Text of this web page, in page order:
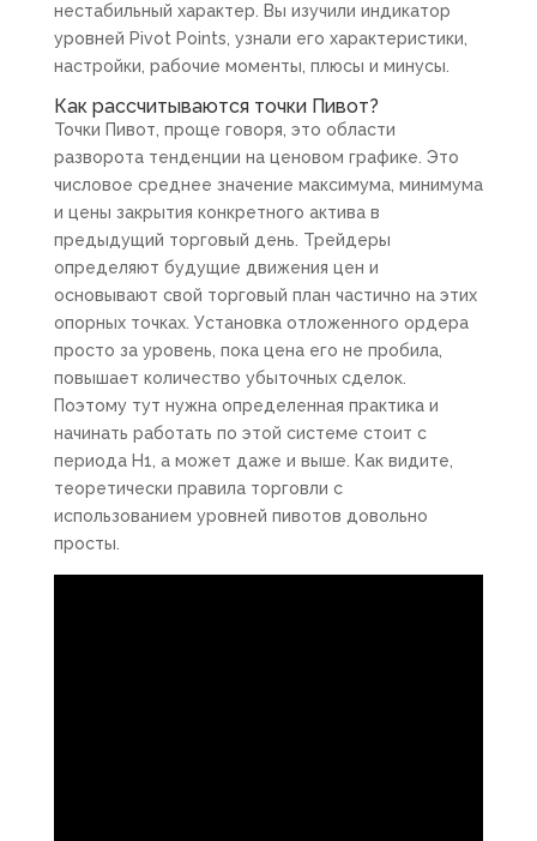
нестабильный характер. Вы изучили индикатор
уровней Pivot Points, узнали его характеристики,
настройки, рабочие моменты, плюсы и минусы.
Как рассчитываются точки Пивот?
Точки Пивот, проще говоря, это области
разворота тенденции на ценовом графике. Это
числовое среднее значение максимума, минимума
и цены закрытия конкретного актива в
предыдущий торговый день. Трейдеры
определяют будущие движения цен и
основывают свой торговый план частично на этих
опорных точках. Установка отложенного ордера
просто за уровень, пока цена его не пробила,
повышает количество убыточных сделок.
Поэтому тут нужна определенная практика и
начинать работать по этой системе стоит с
периода Н1, а может даже и выше. Как видите,
теоретически правила торговли с
использованием уровней пивотов довольно
просты.